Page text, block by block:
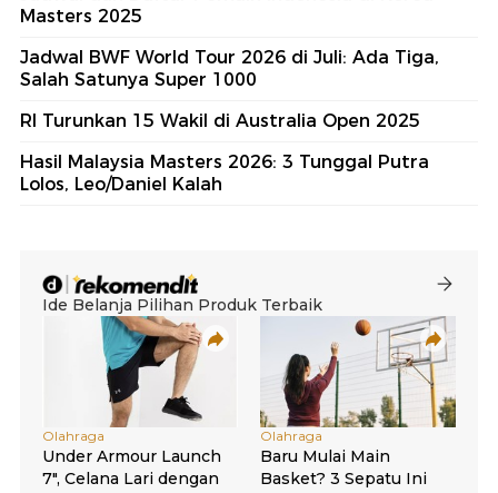
Masters 2025
Jadwal BWF World Tour 2026 di Juli: Ada Tiga,
Salah Satunya Super 1000
RI Turunkan 15 Wakil di Australia Open 2025
Hasil Malaysia Masters 2026: 3 Tunggal Putra
Lolos, Leo/Daniel Kalah